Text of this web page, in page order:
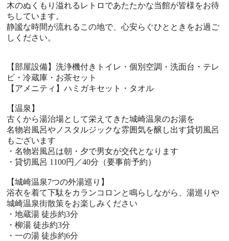
木のぬくもり溢れるレトロであたたかな当館が皆様をお待
ちしています。
静謐な時間が流れるこの地で、心安らぐひとときをお過ご
しください。
【部屋設備】洗浄機付きトイレ・個別空調・洗面台・テレ
ビ・冷蔵庫・お茶セット
【アメニティ】ハミガキセット・タオル
【温泉】
古くから湯治場として栄えてきた城崎温泉のお湯を
名物岩風呂やノスタルジックな雰囲気を醸し出す貸切風呂
もございます
・名物岩風呂は朝・夕で男女が交代となります
・貸切風呂 1100円／40分（要事前予約）
【城崎温泉7つの外湯巡り】
浴衣を着て下駄をカランコロンと鳴らしながら、湯巡りや
城崎温泉街散策をお楽しみください
・地蔵湯 徒歩約3分
・柳湯 徒歩約3分
・一の湯 徒歩約6分